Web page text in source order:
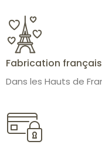
Fabrication
Dans les Hauts de